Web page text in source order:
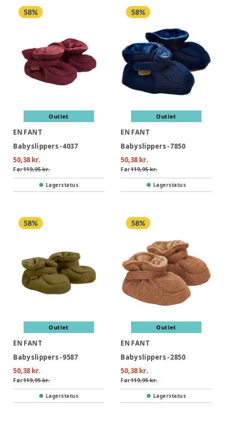
Outlet
EN FANT
Baby slippers - 4037
50,38 kr.
Før119,95 kr.
Lagerstatus
Outlet
EN FANT
Baby slippers - 7850
50,38 kr.
Før119,95 kr.
Lagerstatus
Outlet
EN FANT
Baby slippers - 9587
50,38 kr.
Før119,95 kr.
Lagerstatus
Outlet
EN FANT
Baby slippers - 2850
50,38 kr.
Før119,95 kr.
Lagerstatus